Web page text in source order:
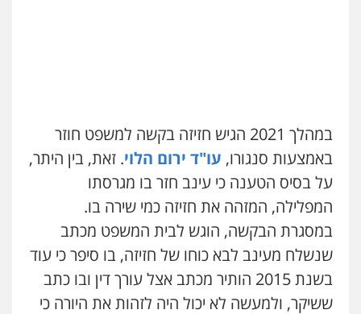
פלילי עורכי דין לענייני אסירים מעצרים
סמים רכוש
0548009246
דוד אפרים משרד עורכי דין
פלילי צווארון לבן מס הכנסה מע"מ
0506209859
עדי כרמלי – חברת עו"ד
במהלך 2021 הגיש חזיזה בקשה למשפט חוזר
באמצעות סנגורו, עו"ד ירום הלוי. זאת, בין היתר,
על בסיס הטענה כי עינב חזר בו מגרסתו
המפלילה, המזהה את חזיזה כמי שירה בו.
במסגרת הבקשה, הוגש לבית המשפט מכתב
שנשלח מעינב לבא כוחו של חזיזה, בו סיפר כי עוד
בשנת 2015 הותיר מכתב אצל עורך דין ובו כתב
ששיקר, ולמעשה לא יכול היה לזהות את היורה כי